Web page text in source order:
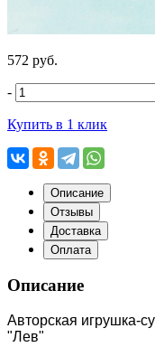
572 руб.
-
Купить в 1 клик
Описание
Отзывы
Доставка
Оплата
Описание
Авторская игрушка-
"Лев"